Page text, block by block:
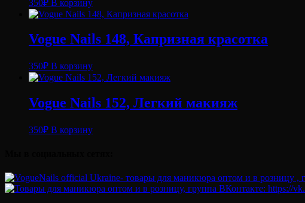
350₽ В корзину
Vogue Nails 148, Капризная красотка
350₽ В корзину
Vogue Nails 152, Легкий макияж
350₽ В корзину